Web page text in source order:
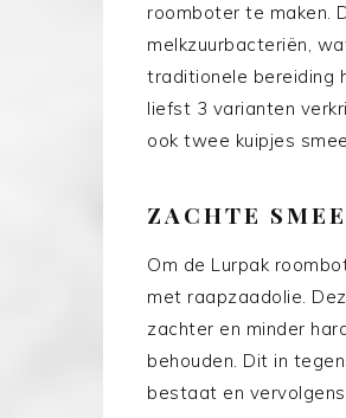
roomboter te maken.
melkzuurbacteriën,
traditionele bereiding
liefst 3 varianten
ook twee kuipjes
ZACHTE
Om de Lurpak
met raapzaadolie.
zachter en minder
behouden. Dit in
bestaat en